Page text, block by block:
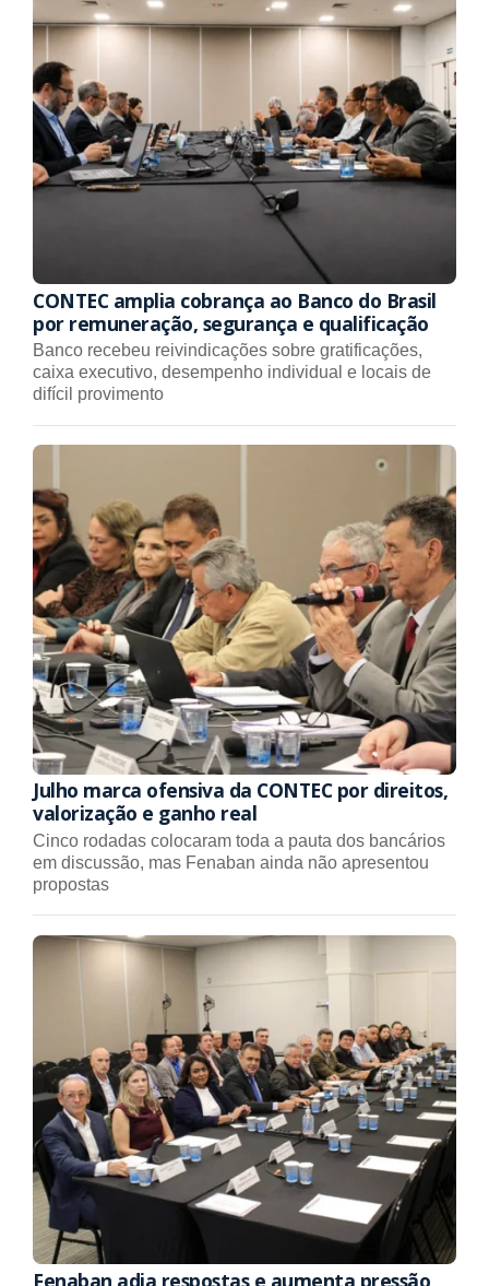
CONTEC amplia cobrança ao Banco do Brasil
por remuneração, segurança e qualificação
Banco recebeu reivindicações sobre gratificações,
caixa executivo, desempenho individual e locais de
difícil provimento
Julho marca ofensiva da CONTEC por direitos,
valorização e ganho real
Cinco rodadas colocaram toda a pauta dos bancários
em discussão, mas Fenaban ainda não apresentou
propostas
Fenaban adia respostas e aumenta pressão